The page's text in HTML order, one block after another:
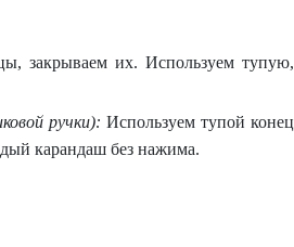
закрываем их. Используем тупую,
ручки): Используем тупой конец
карандаш без нажима.